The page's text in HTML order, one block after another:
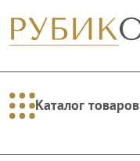
Каталог товаров